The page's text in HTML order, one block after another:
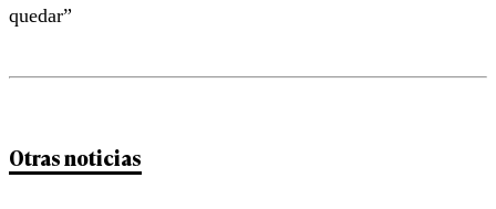
quedar”
Otras noticias